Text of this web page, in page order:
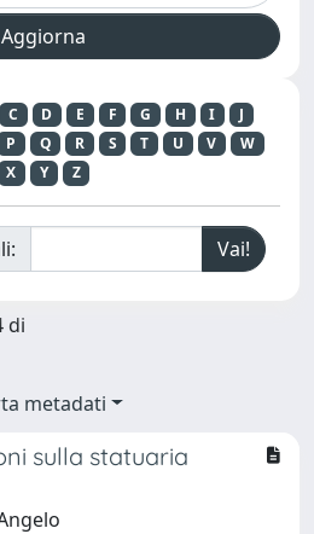
C D E F G H I
J
P Q R S T U V
W
X
Y Z
di
metadati
sulla statuaria